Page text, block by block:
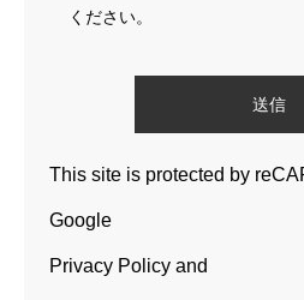
ください。
This site is protected by
Google
Privacy Policy and